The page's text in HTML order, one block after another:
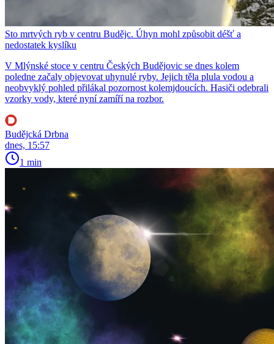
Sto mrtvých ryb v centru Budějc. Úhyn mohl způsobit déšť a
nedostatek kyslíku
V Mlýnské stoce v centru Českých Budějovic se dnes kolem
poledne začaly objevovat uhynulé ryby. Jejich těla plula vodou a
neobvyklý pohled přilákal pozornost kolemjdoucích. Hasiči odebrali
vzorky vody, které nyní zamíří na rozbor.
Budějcká Drbna
dnes, 15:57
1 min